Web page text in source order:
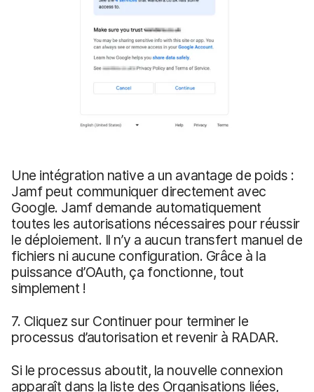
Une intégration native a un avantage de poids :
Jamf peut communiquer directement avec
Google. Jamf demande automatiquement
toutes les autorisations nécessaires pour réussir
le déploiement. Il n’y a aucun transfert manuel de
fichiers ni aucune configuration. Grâce à la
puissance d’OAuth, ça fonctionne, tout
simplement !
7. Cliquez sur Continuer pour terminer le
processus d’autorisation et revenir à RADAR.
Si le processus aboutit, la nouvelle connexion
apparaît dans la liste des Organisations liées,